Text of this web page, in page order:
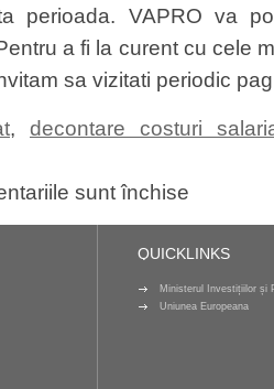
perioada. VAPRO va
a fi la curent cu cele
sa vizitati periodic
, decontare costuri
sunt închise
unei
pentru
companii
QUICKLINKS
Ministerul Investițiilor și
Uniunea Europeana